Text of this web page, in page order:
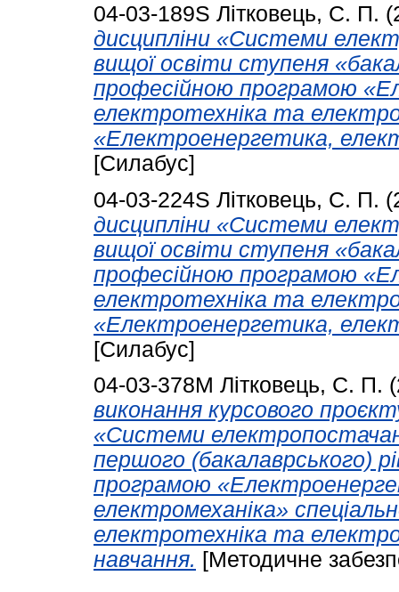
04-03-189S Літковець, С. П.
дисципліни «Системи
вищої освіти ступеня
професійною програмою
електротехніка та
«Електроенергетика,
[Силабус]
04-03-224S Літковець, С. П.
дисципліни «Системи
вищої освіти ступеня
професійною програмою
електротехніка та
«Електроенергетика,
[Силабус]
04-03-378М Літковець, С. П.
виконання курсового
«Системи
першого (бакалаврського)
програмою
електромеханіка»
електротехніка та
навчання. [Методичне